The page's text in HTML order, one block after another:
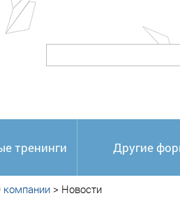
тренинги Другие
компании > Новости